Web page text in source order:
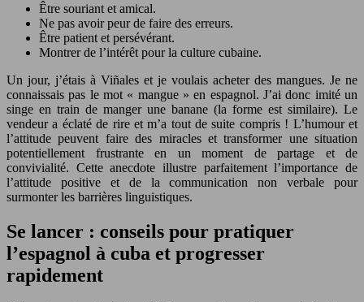
Être souriant et amical.
Ne pas avoir peur de faire des erreurs.
Être patient et persévérant.
Montrer de l’intérêt pour la culture cubaine.
Un jour, j’étais à Viñales et je voulais acheter des mangues. Je ne
connaissais pas le mot « mangue » en espagnol. J’ai donc imité un
singe en train de manger une banane (la forme est similaire). Le
vendeur a éclaté de rire et m’a tout de suite compris ! L’humour et
l’attitude peuvent faire des miracles et transformer une situation
potentiellement frustrante en un moment de partage et de
convivialité. Cette anecdote illustre parfaitement l’importance de
l’attitude positive et de la communication non verbale pour
surmonter les barrières linguistiques.
Se lancer : conseils pour pratiquer
l’espagnol à cuba et progresser
rapidement